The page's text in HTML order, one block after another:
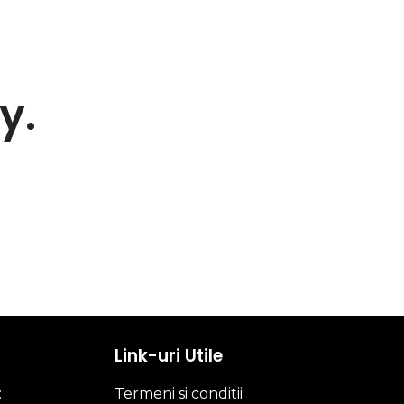
Link-uri Utile
Termeni si conditii